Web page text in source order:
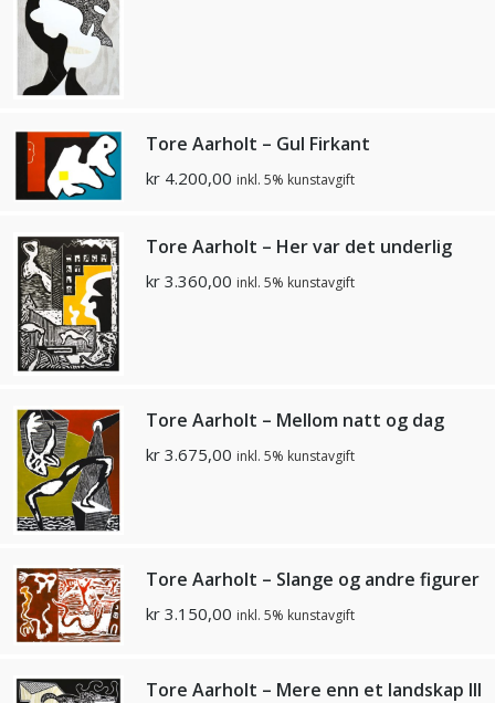
Tore Aarholt – Gul Firkant
kr 4.200,00 inkl. 5% kunstavgift
Tore Aarholt – Her var det underlig
kr 3.360,00 inkl. 5% kunstavgift
Tore Aarholt – Mellom natt og dag
kr 3.675,00 inkl. 5% kunstavgift
Tore Aarholt – Slange og andre figurer
kr 3.150,00 inkl. 5% kunstavgift
Tore Aarholt – Mere enn et landskap III